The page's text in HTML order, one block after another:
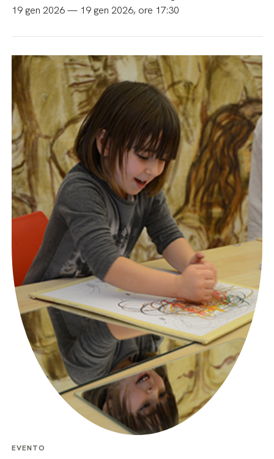
19 gen 2026 — 19 gen 2026, ore 17:30
EVENTO